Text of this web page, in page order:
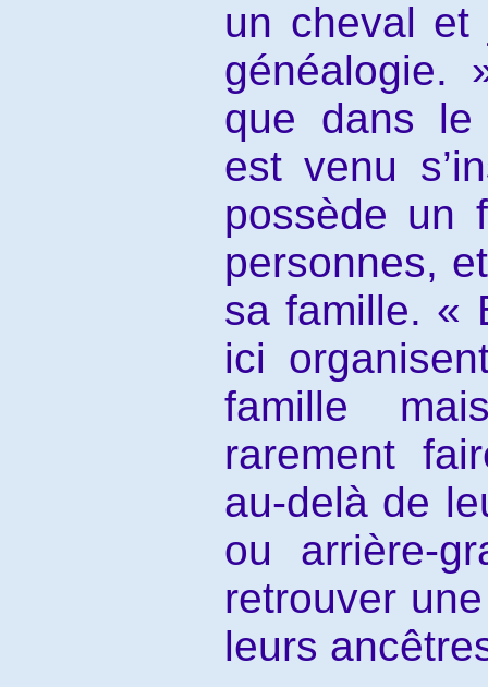
un cheval
généalogie.
que dans le
est venu
possède un
personnes,
sa famille. «
ici
famille
rarement
au-delà de
ou arrière-
retrouver
leurs